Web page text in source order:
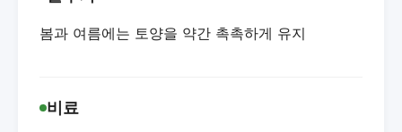
봄과 여름에는 토양을 약간 촉촉하게 유지
비료